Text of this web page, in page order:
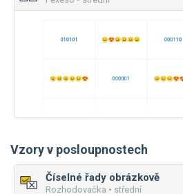
Vzory v posloupnostech
Číselné řady obrázkově
Rozhodovačka • střední